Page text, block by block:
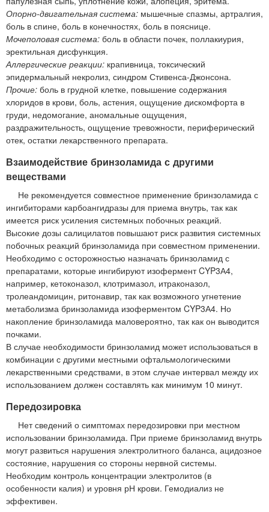
Опорно-двигательная система: мышечные спазмы, артралгия,
боль в спине, боль в конечностях, боль в пояснице.
Мочеполовая система: боль в области почек, поллакиурия,
эректильная дисфункция.
Аллергические реакции: крапивница, токсический
эпидермальный некролиз, синдром Стивенса-Джонсона.
Прочие: боль в грудной клетке, повышение содержания
хлоридов в крови, боль, астения, ощущение дискомфорта в
груди, недомогание, аномальные ощущения,
раздражительность, ощущение тревожности, периферический
отек, остатки лекарственного препарата.
Взаимодействие бринзоламида с другими
веществами
Не рекомендуется совместное применение бринзоламида с
ингибиторами карбоангидразы для приема внутрь, так как
имеется риск усиления системных побочных реакций.
Высокие дозы салицилатов повышают риск развития системных
побочных реакций бринзоламида при совместном применении.
Необходимо с осторожностью назначать бринзоламид с
препаратами, которые ингибируют изофермент CYP3А4,
например, кетоконазол, клотримазол, итраконазол,
тролеандомицин, ритонавир, так как возможного угнетение
метаболизма бринзоламида изоферментом CYP3А4. Но
накопление бринзоламида маловероятно, так как он выводится
почками.
В случае необходимости бринзоламид может использоваться в
комбинации с другими местными офтальмологическими
лекарственными средствами, в этом случае интервал между их
использованием должен составлять как минимум 10 минут.
Передозировка
Нет сведений о симптомах передозировки при местном
использовании бринзоламида. При приеме бринзоламид внутрь
могут развиться нарушения электролитного баланса, ацидозное
состояние, нарушения со стороны нервной системы.
Необходим контроль концентрации электролитов (в
особенности калия) и уровня рН крови. Гемодиализ не
эффективен.